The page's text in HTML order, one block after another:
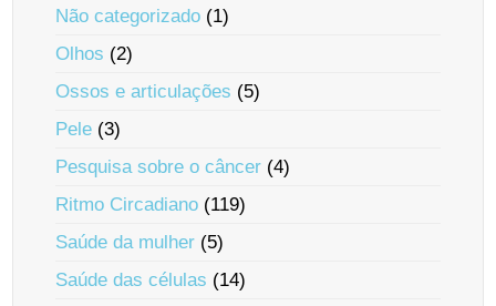
Não categorizado (1)
Olhos (2)
Ossos e articulações (5)
Pele (3)
Pesquisa sobre o câncer (4)
Ritmo Circadiano (119)
Saúde da mulher (5)
Saúde das células (14)